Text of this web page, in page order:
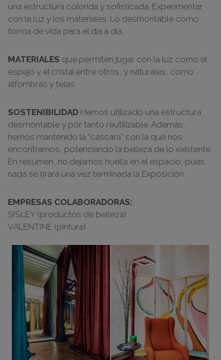
una estructura colorida y sofisticada. Experimentar
con la luz y los materiales. Lo desmontable como
forma de vida para el día a día.
MATERIALES que permiten jugar con la luz como el
espejo y el cristal entre otros, y naturales, como
alfombras y telas.
SOSTENIBILIDAD Hemos utilizado una estructura
desmontable y por tanto reutilizable. Además,
hemos mantenido la “cáscara” con la que nos
encontramos, potenciando la belleza de lo existente.
En resumen, no dejamos huella en el espacio, pues
nada se tirará una vez terminada la Exposición.
EMPRESAS COLABORADORAS:
SISLEY (productos de belleza)
VALENTINE (pintura)